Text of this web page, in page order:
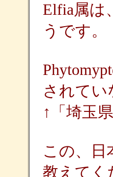
Elfia属は
うです。
されて
↑「埼玉
この、日
教えてく